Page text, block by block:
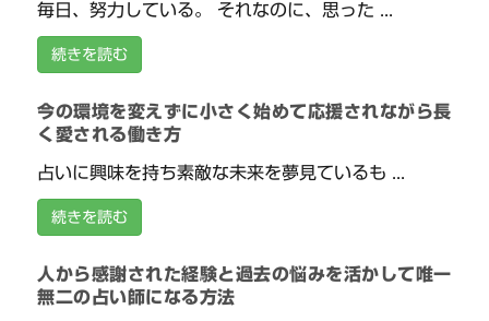
毎日、努力している。 それなのに、思った ...
続きを読む
今の環境を変えずに小さく始めて応援されながら長
く愛される働き方
占いに興味を持ち素敵な未来を夢見ているも ...
続きを読む
人から感謝された経験と過去の悩みを活かして唯一
無二の占い師になる方法